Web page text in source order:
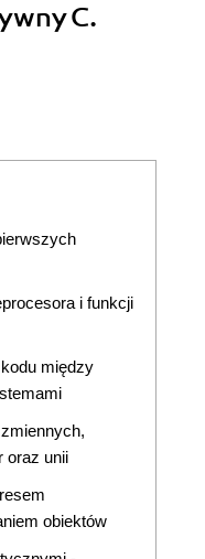
C.
i funkcji
między
oraz unii
obiektów